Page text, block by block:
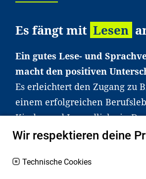
Es fängt mit Lesen
Ein gutes Lese- und
macht den positiven
Es erleichtert den Zugang zu
einem erfolgreichen
Kinder und Jugendliche in
haben aber große
an Familien sowie an
Wir respektieren deine
Technische Cookies